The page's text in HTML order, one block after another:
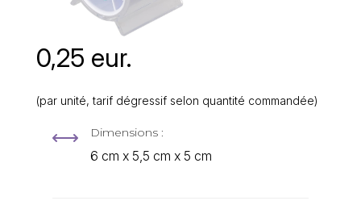
0,25 eur.
(par unité, tarif dégressif selon quantité commandée)
, Dimensions :
6 cm x 5,5 cm x 5 cm